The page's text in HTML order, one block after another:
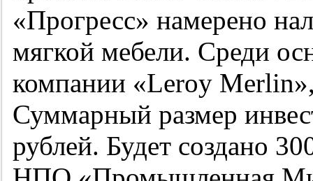
«Прогресс» намерено
мягкой мебели. Среди
компании «Leroy
Суммарный размер
рублей. Будет создано